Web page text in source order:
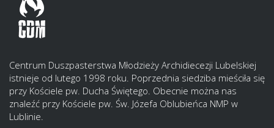
Centrum Duszpasterstwa Młodzieży Archidiecezji Lubelskiej
istnieje od lutego 1998 roku. Poprzednia siedziba mieściła się
przy Kościele pw. Ducha Świętego. Obecnie można nas
znaleźć przy Kościele pw. Św. Józefa Oblubieńca NMP w
Lublinie.